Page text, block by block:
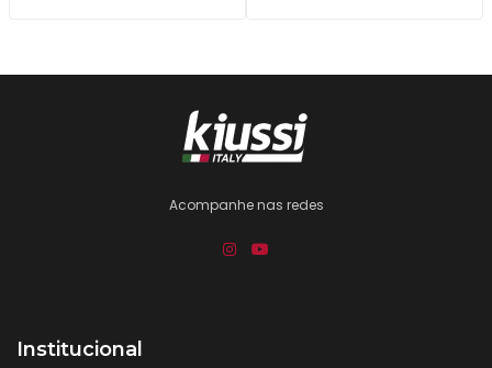
Acompanhe nas redes
Institucional